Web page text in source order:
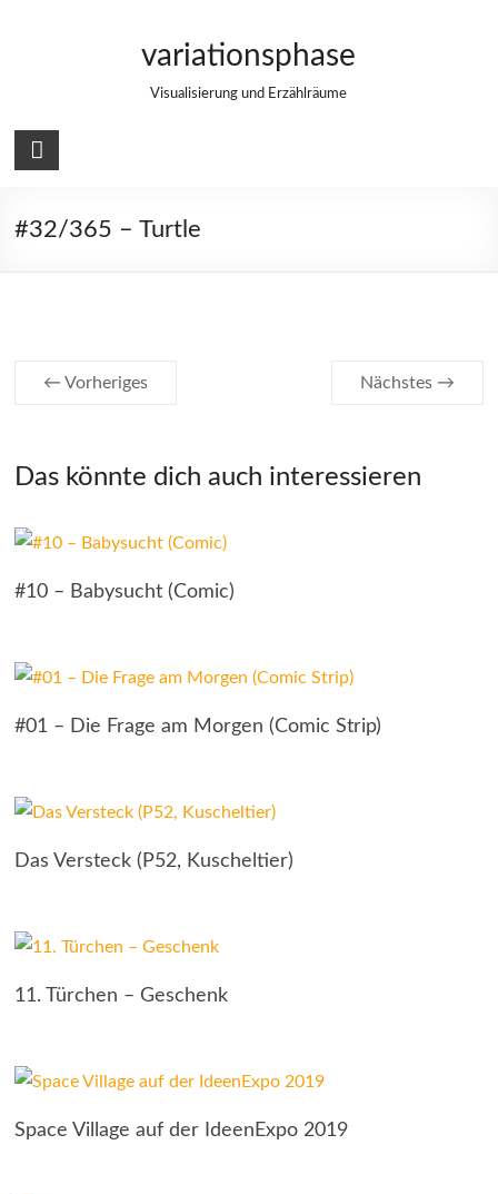
variationsphase
Visualisierung und Erzählräume
#32/365 – Turtle
← Vorheriges Nächstes →
Das könnte dich auch interessieren
#10 – Babysucht (Comic)
#01 – Die Frage am Morgen (Comic Strip)
Das Versteck (P52, Kuscheltier)
11. Türchen – Geschenk
Space Village auf der IdeenExpo 2019